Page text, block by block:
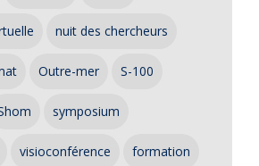
nuit des chercheurs
Outre-mer S-100
symposium
visioconférence formation